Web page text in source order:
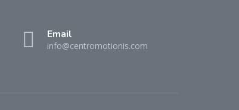
Email
info@centromotionis.com